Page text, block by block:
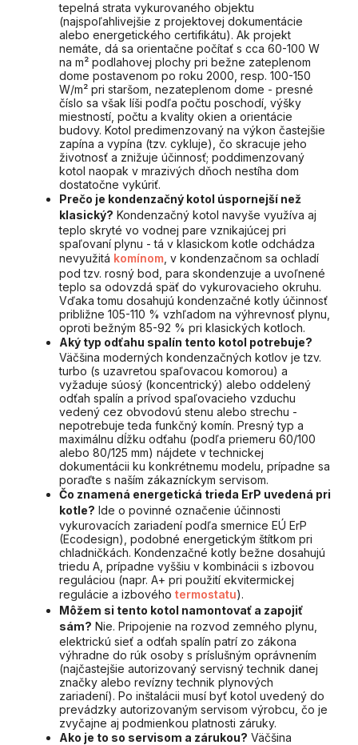
tepelná strata vykurovaného objektu
(najspoľahlivejšie z projektovej dokumentácie
alebo energetického certifikátu). Ak projekt
nemáte, dá sa orientačne počítať s cca 60-100 W
na m² podlahovej plochy pri bežne zateplenom
dome postavenom po roku 2000, resp. 100-150
W/m² pri staršom, nezateplenom dome - presné
číslo sa však líši podľa počtu poschodí, výšky
miestností, počtu a kvality okien a orientácie
budovy. Kotol predimenzovaný na výkon častejšie
zapína a vypína (tzv. cykluje), čo skracuje jeho
životnosť a znižuje účinnosť; poddimenzovaný
kotol naopak v mrazivých dňoch nestíha dom
dostatočne vykúriť.
Prečo je kondenzačný kotol úspornejší než
klasický? Kondenzačný kotol navyše využíva aj
teplo skryté vo vodnej pare vznikajúcej pri
spaľovaní plynu - tá v klasickom kotle odchádza
nevyužitá komínom , v kondenzačnom sa ochladí
pod tzv. rosný bod, para skondenzuje a uvoľnené
teplo sa odovzdá späť do vykurovacieho okruhu.
Vďaka tomu dosahujú kondenzačné kotly účinnosť
približne 105-110 % vzhľadom na výhrevnosť plynu,
oproti bežným 85-92 % pri klasických kotloch.
Aký typ odťahu spalín tento kotol potrebuje?
Väčšina moderných kondenzačných kotlov je tzv.
turbo (s uzavretou spaľovacou komorou) a
vyžaduje súosý (koncentrický) alebo oddelený
odťah spalín a prívod spaľovacieho vzduchu
vedený cez obvodovú stenu alebo strechu -
nepotrebuje teda funkčný komín. Presný typ a
maximálnu dĺžku odťahu (podľa priemeru 60/100
alebo 80/125 mm) nájdete v technickej
dokumentácii ku konkrétnemu modelu, prípadne sa
poraďte s naším zákazníckym servisom.
Čo znamená energetická trieda ErP uvedená pri
kotle? Ide o povinné označenie účinnosti
vykurovacích zariadení podľa smernice EÚ ErP
(Ecodesign), podobné energetickým štítkom pri
chladničkách. Kondenzačné kotly bežne dosahujú
triedu A, prípadne vyššiu v kombinácii s izbovou
reguláciou (napr. A+ pri použití ekvitermickej
regulácie a izbového termostatu).
Môžem si tento kotol namontovať a zapojiť
sám? Nie. Pripojenie na rozvod zemného plynu,
elektrickú sieť a odťah spalín patrí zo zákona
výhradne do rúk osoby s príslušným oprávnením
(najčastejšie autorizovaný servisný technik danej
značky alebo revízny technik plynových
zariadení). Po inštalácii musí byť kotol uvedený do
prevádzky autorizovaným servisom výrobcu, čo je
zvyčajne aj podmienkou platnosti záruky.
Ako je to so servisom a zárukou? Väčšina